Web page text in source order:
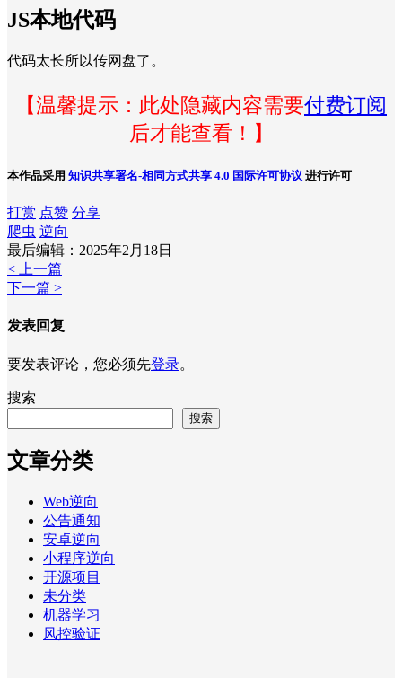
JS本地代码
代码太长所以传网盘了。
【温馨提示：此处隐藏内容需要付费订阅
后才能查看！】
本作品采用 知识共享署名-相同方式共享 4.0 国际许可协议 进行许可
打赏 点赞 分享
爬虫 逆向
最后编辑：2025年2月18日
< 上一篇
下一篇 >
发表回复
要发表评论，您必须先登录。
搜索
搜索
文章分类
Web逆向
公告通知
安卓逆向
小程序逆向
开源项目
未分类
机器学习
风控验证